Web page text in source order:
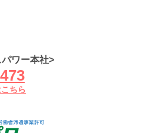
ワー本社>
ちら